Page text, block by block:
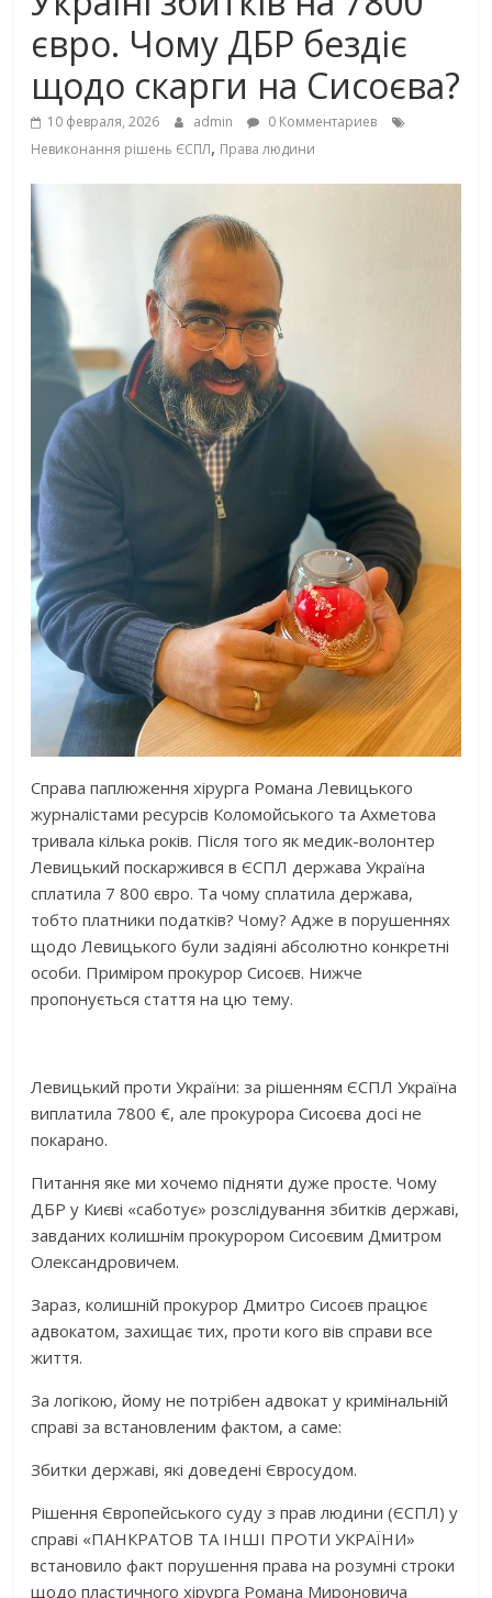
євро. Чому ДБР бездіє
щодо скарги на Сисоєва?
10 февраля, 2026 admin
0 Комментариев
Невиконання рішень ЄСПЛ, Права людини
Справа паплюження хірурга Романа Левицького
журналістами ресурсів Коломойського та Ахметова
тривала кілька років. Після того як медик-волонтер
Левицький поскаржився в ЄСПЛ держава Україна
сплатила 7 800 євро. Та чому сплатила держава,
тобто платники податків? Чому? Адже в порушеннях
щодо Левицького були задіяні абсолютно конкретні
особи. Приміром прокурор Сисоєв. Нижче
пропонується стаття на цю тему.
Левицький проти України: за рішенням ЄСПЛ Україна
виплатила 7800 €, але прокурора Сисоєва досі не
покарано.
Питання яке ми хочемо підняти дуже просте. Чому
ДБР у Києві «саботує» розслідування збитків державі,
завданих колишнім прокурором Сисоєвим Дмитром
Олександровичем.
Зараз, колишній прокурор Дмитро Сисоєв працює
адвокатом, захищає тих, проти кого вів справи все
життя.
За логікою, йому не потрібен адвокат у кримінальній
справі за встановленим фактом, а саме:
Збитки державі, які доведені Євросудом.
Рішення Європейського суду з прав людини (ЄСПЛ) у
справі «ПАНКРАТОВ ТА ІНШІ ПРОТИ УКРАЇНИ»
встановило факт порушення права на розумні строки
щодо пластичного хірурга Романа Мироновича